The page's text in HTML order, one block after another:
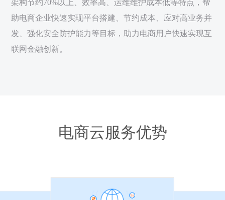
架构节约70%以上、效率高、运维维护成本低等特点，帮
助电商企业快速实现平台搭建、节约成本、应对高业务并
发、强化安全防护能力等目标，助力电商用户快速实现互
联网金融创新。
电商云服务优势